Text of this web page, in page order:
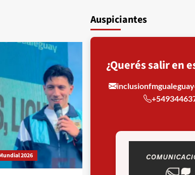
2026
Auspiciantes
¿Querés salir en